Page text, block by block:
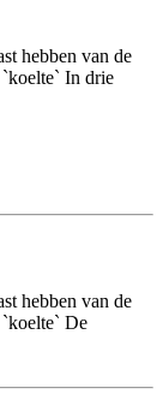
hebben van de
In drie
hebben van de
De